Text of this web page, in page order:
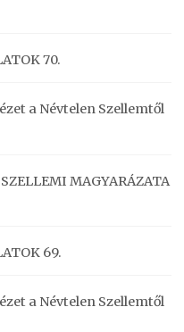
70.
a Névtelen Szellemtől
MAGYARÁZATA
69.
a Névtelen Szellemtől